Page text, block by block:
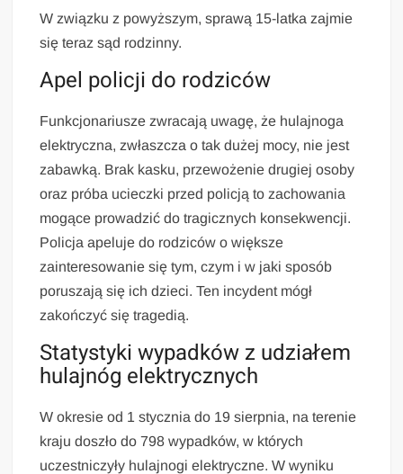
W związku z powyższym, sprawą 15-latka zajmie
się teraz sąd rodzinny.
Apel policji do rodziców
Funkcjonariusze zwracają uwagę, że hulajnoga
elektryczna, zwłaszcza o tak dużej mocy, nie jest
zabawką. Brak kasku, przewożenie drugiej osoby
oraz próba ucieczki przed policją to zachowania
mogące prowadzić do tragicznych konsekwencji.
Policja apeluje do rodziców o większe
zainteresowanie się tym, czym i w jaki sposób
poruszają się ich dzieci. Ten incydent mógł
zakończyć się tragedią.
Statystyki wypadków z udziałem
hulajnóg elektrycznych
W okresie od 1 stycznia do 19 sierpnia, na terenie
kraju doszło do 798 wypadków, w których
uczestniczyły hulajnogi elektryczne. W wyniku